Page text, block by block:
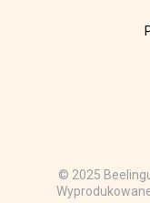
© 2025